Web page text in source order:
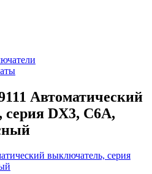
Автоматический
DX3, С6A,